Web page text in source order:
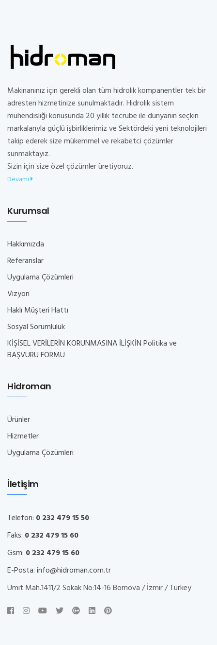
Makinanınız için gerekli olan tüm hidrolik kompanentler tek bir
adresten hizmetinize sunulmaktadır. Hidrolik sistem
mühendisliği konusunda 20 yıllık tecrübe ile dünyanın seçkin
markalarıyla güçlü işbirliklerimiz ve Sektördeki yeni teknolojileri
takip ederek size mükemmel ve rekabetci çözümler
sunmaktayız.
Sizin için size özel çözümler üretiyoruz.
Devamı
Kurumsal
Hakkımızda
Referanslar
Uygulama Çözümleri
Vizyon
Haklı Müşteri Hattı
Sosyal Sorumluluk
KİŞİSEL VERİLERİN KORUNMASINA İLİŞKİN Politika ve
BAŞVURU FORMU
Hidroman
Ürünler
Hizmetler
Uygulama Çözümleri
İletişim
Telefon: 0 232 479 15 50
Faks: 0 232 479 15 60
Gsm: 0 232 479 15 60
E-Posta:info@hidroman.com.tr
Ümit Mah.1411/2 Sokak No:14-16 Bornova / İzmir / Turkey